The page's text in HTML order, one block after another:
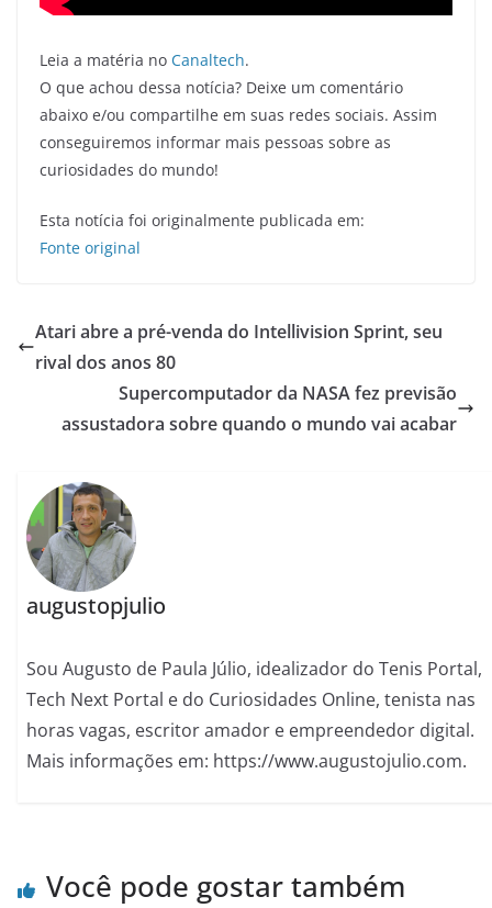
Leia a matéria no Canaltech.
O que achou dessa notícia? Deixe um comentário
abaixo e/ou compartilhe em suas redes sociais. Assim
conseguiremos informar mais pessoas sobre as
curiosidades do mundo!
Esta notícia foi originalmente publicada em:
Fonte original
Atari abre a pré-venda do Intellivision Sprint, seu
rival dos anos 80
Supercomputador da NASA fez previsão
assustadora sobre quando o mundo vai acabar
augustopjulio
Sou Augusto de Paula Júlio, idealizador do Tenis Portal,
Tech Next Portal e do Curiosidades Online, tenista nas
horas vagas, escritor amador e empreendedor digital.
Mais informações em: https://www.augustojulio.com.
Você pode gostar também